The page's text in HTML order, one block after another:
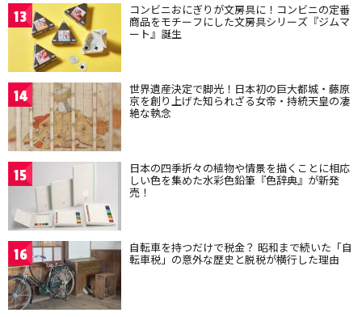
13 コンビニおにぎりが文房具に！コンビニの定番
商品をモチーフにした文房具シリーズ『ジムマ
ート』誕生
14 世界遺産決定で脚光！日本初の巨大都城・藤原
京を創り上げた知られざる女帝・持統天皇の凄
絶な執念
15 日本の四季折々の植物や情景を描くことに相応
しい色を集めた水彩色鉛筆『色辞典』が新発
売！
16 自転車を持つだけで税金？ 昭和まで続いた「自
転車税」の意外な歴史と脱税が横行した理由